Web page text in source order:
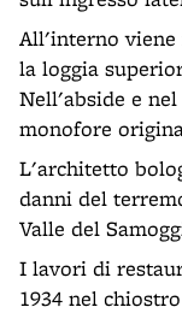
All'interno viene
la loggia
Nell'abside e
monofore
L'architetto
danni del
Valle del
I lavori di
1934 nel